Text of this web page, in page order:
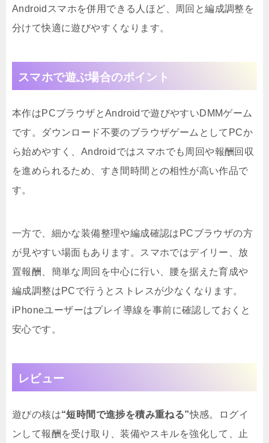
Androidスマホを併用できる人ほど、周回と編成調整を
分けて快適に遊びやすくなります。
スマホで遊ぶ場合のポイント
本作はPCブラウザとAndroidで遊びやすいDMMゲーム
です。ダウンロード不要のブラウザゲームとしてPCか
ら始めやすく、Androidではスマホでも周回や報酬回収
を進められるため、すき間時間との相性が高い作品で
す。
一方で、細かな装備整理や編成確認はPCブラウザの方
が見やすい場面もあります。スマホではデイリー、放
置報酬、簡単な周回を中心に行い、腰を据えた育成や
編成調整はPCで行うとストレスが少なくなります。
iPhoneユーザーはプレイ導線を事前に確認しておくと
安心です。
レビュー
遊びの核は“短時間で進捗を積み重ねる”快感。ログイ
ンして報酬を受け取り、装備やスキルを強化して、止